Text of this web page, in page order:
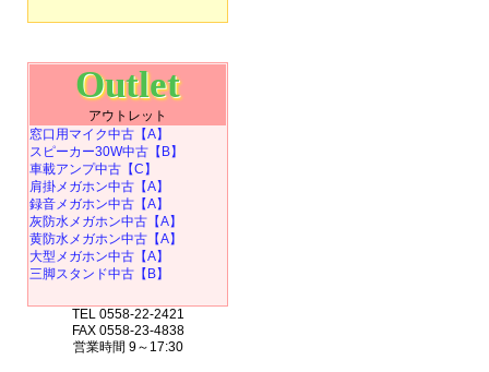
Outlet
アウトレット
窓口用マイク中古【A】
スピーカー30W中古【B】
車載アンプ中古【C】
肩掛メガホン中古【A】
録音メガホン中古【A】
灰防水メガホン中古【A】
黄防水メガホン中古【A】
大型メガホン中古【A】
三脚スタンド中古【B】
TEL 0558-22-2421
FAX 0558-23-4838
営業時間 9～17:30